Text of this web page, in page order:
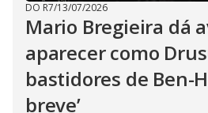
DO R7/13/07/2026
Mario Bregieira dá
aparecer como
bastidores de Ben-
breve’